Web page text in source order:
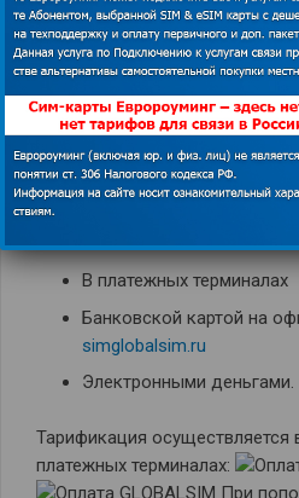
Как пополнить
Пополнение баланса сим-карт
В платежных терминалах
Банковской картой на
simglobalsim.ru
Электронными деньгами.
Тарификация
платежных терминалах:
При